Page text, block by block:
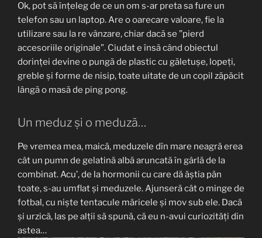
Ok, pot să înțeleg de ce un om s-ar preta sa fure un
telefon sau un laptop. Are o oarecare valoare, fie la
utilizare sau la re vânzare, chiar dacă se ”pierd
accesoriile originale”. Ciudat e însă când obiectul
dorinței devine o pungă de plastic cu găletușe, lopeți,
greble și forme de nisip, toate uitate de un copil zăpăcit
lângă o masă de ping pong.
Un meduz și o meduză…
Pe vremea mea, maică, meduzele dîn mare neagră erea
cât un pumn de gelatină albă aruncată în gârlă de la
combinat. Acu’, de la hormonii cu care dă ăștia pân
toate, s-au umflat și meduzele. Ajunseră cât o minge de
fotbal, cu niște tentacule măricele și mov sub ele. Dacă
și urzică, las pe alții să spună, că eu n-avui curiozități din
astea…